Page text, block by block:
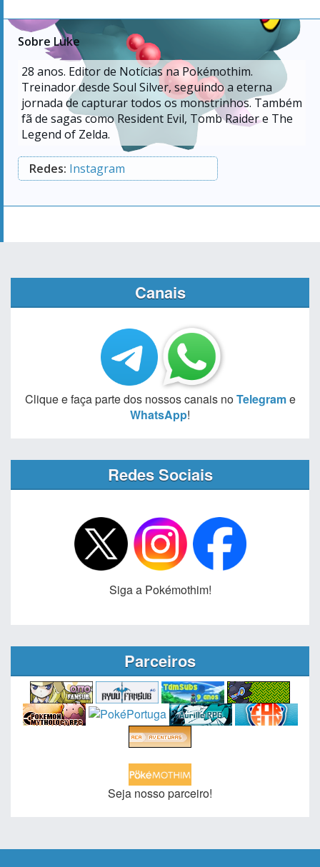
Sobre Luke
28 anos. Editor de Notícias na Pokémothim.
Treinador desde Soul Silver, seguindo a eterna
jornada de capturar todos os monstrinhos. Também
fã de sagas como Resident Evil, Tomb Raider e The
Legend of Zelda.
Redes: Instagram
Canais
Clique e faça parte dos nossos canais noTelegrame
WhatsApp!
Redes Sociais
Siga a Pokémothim!
Parceiros
Seja nosso parceiro!